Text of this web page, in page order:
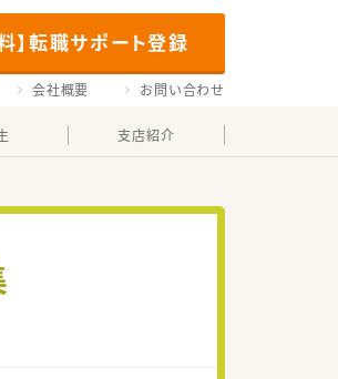
】転職サポート登録
会社概要 お問い合わせ
支店紹介